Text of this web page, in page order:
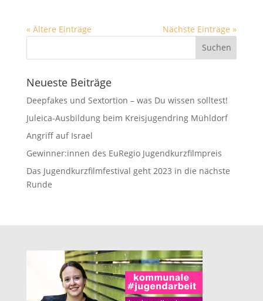
« Ältere Einträge Nächste Einträge »
Neueste Beiträge
Deepfakes und Sextortion – was Du wissen solltest!
Juleica-Ausbildung beim Kreisjugendring Mühldorf
Angriff auf Israel
Gewinner:innen des EuRegio Jugendkurzfilmpreis
Das Jugendkurzfilmfestival geht 2023 in die nächste
Runde